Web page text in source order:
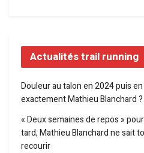
Actualités trail running
Douleur au talon en 2024 puis
exactement Mathieu Blanchard ?
« Deux semaines de repos »
tard, Mathieu Blanchard ne sait
recourir